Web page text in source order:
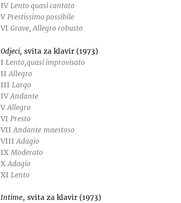
IVLento quasi cantato
VPrestissimo possibile
VI Grave, Allegro robusto
Odjeci, svita za klavir (1973)
I Lento,quasi improvisato
II Allegro
III Largo
IVAndante
VAllegro
VI Presto
VII Andante maestoso
VIII Adagio
IX Moderato
X Adagio
XI Lento
Intime, svita za klavir (1973)